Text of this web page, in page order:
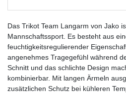
Das Trikot Team Langarm von Jako
Mannschaftssport. Es besteht aus
feuchtigkeitsregulierender
angenehmes Tragegefühl während
Schnitt und das schlichte Design
kombinierbar. Mit langen Ärmeln
zusätzlichen Schutz bei kühleren